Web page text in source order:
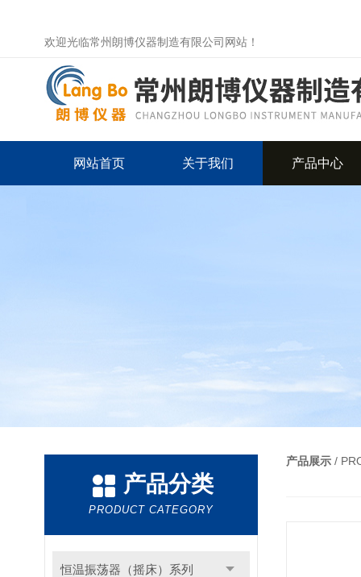
欢迎光临常州朗博仪器制造有限公司网站！
网站首页 关于我们 产品中心
产品分类
PRODUCT CATEGORY
恒温振荡器（摇床）系列
产品展示 /